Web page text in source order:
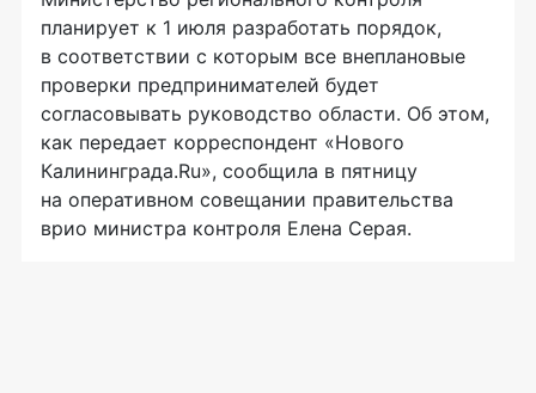
планирует к 1 июля разработать порядок,
в соответствии с которым все внеплановые
проверки предпринимателей будет
согласовывать руководство области. Об этом,
как передает корреспондент «Нового
Калининграда.Ru», сообщила в пятницу
на оперативном совещании правительства
врио министра контроля Елена Серая.